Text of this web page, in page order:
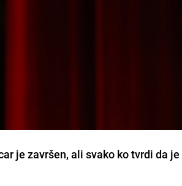
je završen, ali svako ko tvrdi da